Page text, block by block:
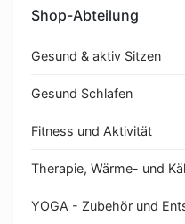
Shop-Abteilung
Gesund & aktiv Sitzen
Gesund Schlafen
Fitness und Aktivität
Therapie, Wärme- und
YOGA - Zubehör und